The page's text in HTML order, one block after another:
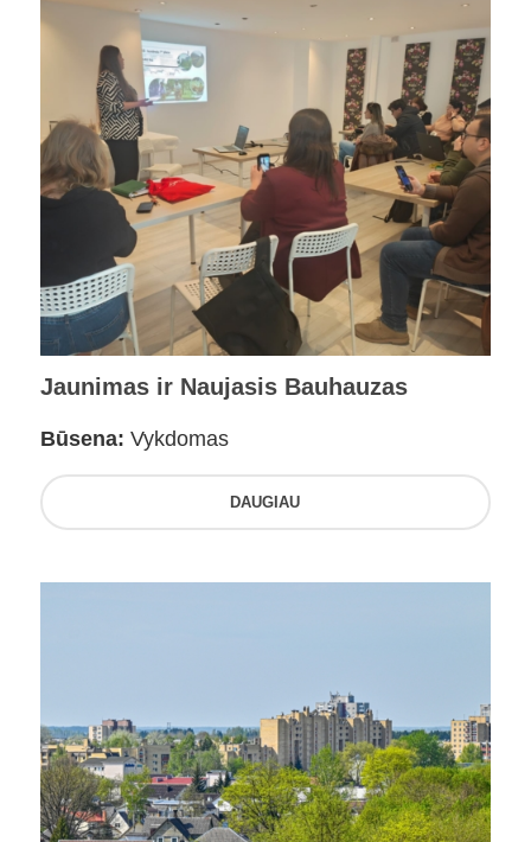
Jaunimas ir Naujasis Bauhauzas
Būsena: Vykdomas
DAUGIAU